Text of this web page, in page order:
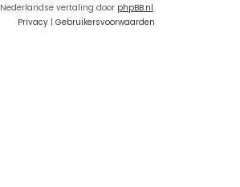
Nederlandse vertaling door phpBB.nl.
Privacy | Gebruikersvoorwaarden